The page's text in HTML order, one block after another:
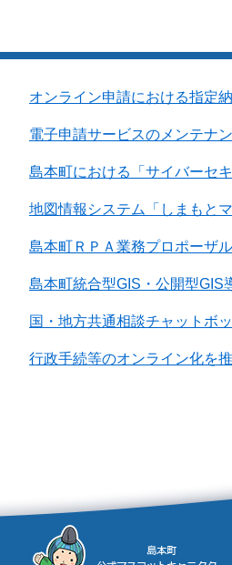
オンライン申請における指定
電子申請サービスのメンテナ
島本町における「サイバーセ
地図情報システム「しまもと
島本町ＲＰＡ業務プロポーザ
島本町統合型GIS・公開型GIS
国・地方共通相談チャットボ
行政手続等のオンライン化を